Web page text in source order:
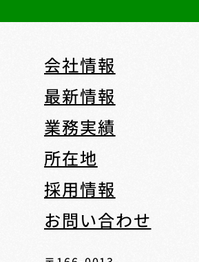
会社情報
最新情報
業務実績
所在地
採用情報
お問い合わせ